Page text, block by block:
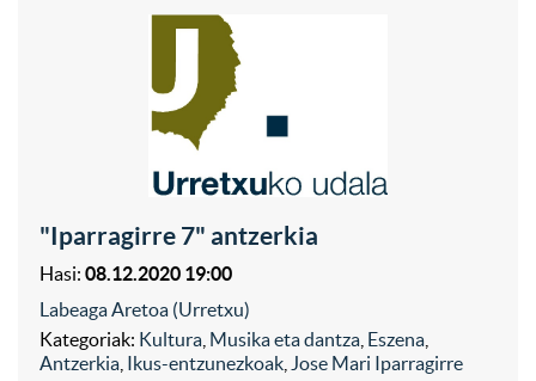
"Iparragirre 7" antzerkia
Hasi: 08.12.2020 19:00
Labeaga Aretoa (Urretxu)
Kategoriak: Kultura Musika eta dantza Eszena
Antzerkia Ikus-entzunezkoak Jose Mari Iparragirre